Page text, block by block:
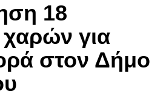
18
για
στον Δήμο